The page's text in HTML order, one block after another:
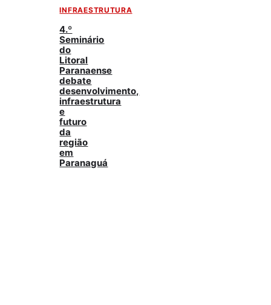
INFRAESTRUTURA
4.º
Seminário
do
Litoral
Paranaense
debate
desenvolvimento,
infraestrutura
e
futuro
da
região
em
Paranaguá